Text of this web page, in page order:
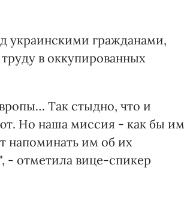
украинскими гражданами,
в оккупированных
Так стыдно, что и
Но наша миссия - как бы им
напоминать им об их
- отметила вице-спикер